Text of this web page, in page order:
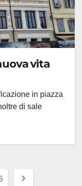
vita
in piazza
di sale